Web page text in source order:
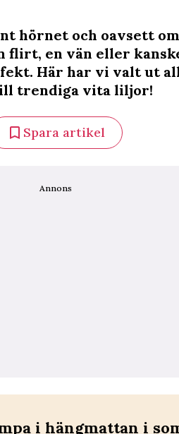
hörnet och oavsett
en vän eller
Här har vi valt ut
trendiga vita liljor!
Spara artikel
Annons
i hängmattan i